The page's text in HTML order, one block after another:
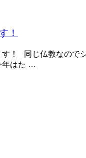
！
す！ 同じ仏教なので
年はた …